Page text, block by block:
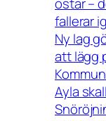
fallerar
Ny lag
att lägg
Ayla